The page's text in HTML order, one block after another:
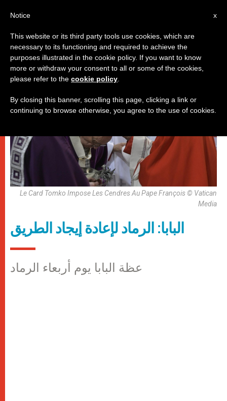
باباوات
Le Card Tomko Impose Les Cendres Au Pape François © Vatican
Media
البابا: الرماد لإعادة إيجاد الطريق
عظة البابا يوم أربعاء الرماد
x
Notice
This website or its third party tools use cookies, which are
necessary to its functioning and required to achieve the
purposes illustrated in the cookie policy. If you want to know
more or withdraw your consent to all or some of the cookies,
please refer to the cookie policy
By closing this banner, scrolling this page, clicking a link or
continuing to browse otherwise, you agree to the use of cookies.